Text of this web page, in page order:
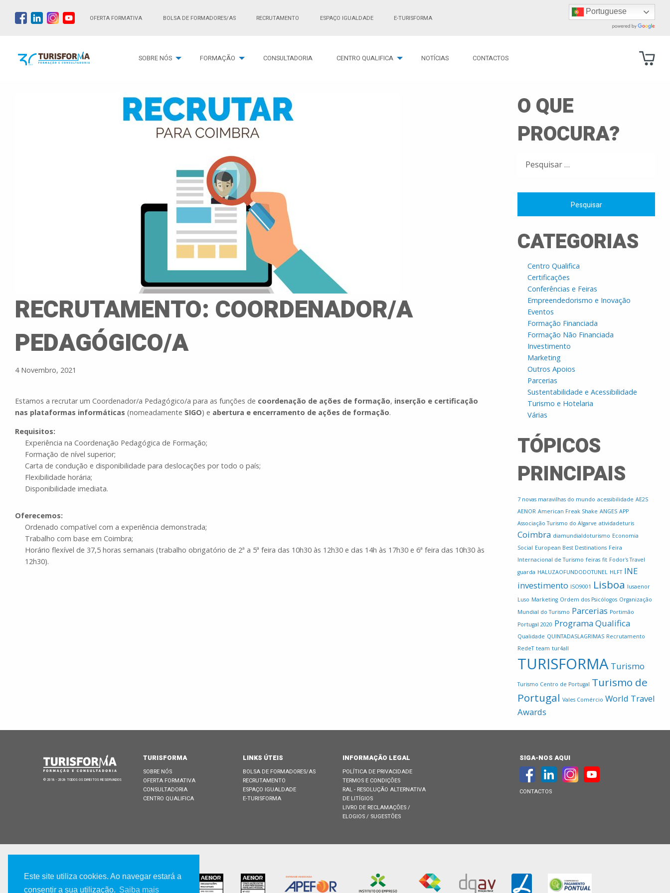
Este site utiliza cookies. Ao navegar estará a
consentir a sua utilização. Saiba mais
OFERTA FORMATIVA BOLSA DE FORMADORES/AS RECRUTAMENTO ESPAÇO IGUALDADE E-TURISFORMA
Portuguese
SOBRE NÓS FORMAÇÃO CONSULTADORIA CENTRO QUALIFICA NOTÍCIAS CONTACTOS
RECRUTAMENTO: COORDENADOR/A
PEDAGÓGICO/A
4 Novembro, 2021
Estamos a recrutar um Coordenador/a Pedagógico/a para as funções de coordenação de ações de formação, inserção e certificação
nas plataformas informáticas (nomeadamente SIGO) e abertura e encerramento de ações de formação.
Requisitos:
Experiência na Coordenação Pedagógica de Formação;
Formação de nível superior;
Carta de condução e disponibilidade para deslocações por todo o país;
Flexibilidade horária;
Disponibilidade imediata.
Oferecemos:
Ordenado compatível com a experiência demonstrada;
Trabalho com base em Coimbra;
Horário flexível de 37,5 horas semanais (trabalho obrigatório de 2ª a 5ª feira das 10h30 às 12h30 e das 14h às 17h30 e 6ª feira das 10h30 às
12h30).
O QUE
PROCURA?
POR:
CATEGORIAS
Centro Qualifica
Certificações
Conferências e Feiras
Empreendedorismo e Inovação
Eventos
Formação Financiada
Formação Não Financiada
Investimento
Marketing
Outros Apoios
Parcerias
Sustentabilidade e Acessibilidade
Turismo e Hotelaria
Várias
TÓPICOS
PRINCIPAIS
7 novas maravilhas do mundo acessibilidade AE2S
AENOR American Freak Shake ANGES APP
Associação Turismo do Algarve atividadeturis
Coimbra diamundialdoturismo Economia
Social European Best Destinations Feira
Internacional de Turismo feiras fit Fodor's Travel
guarda HALUZAOFUNDODOTUNEL HLFT INE
investimento ISO9001 Lisboa lusaenor
Luso Marketing Ordem dos Psicólogos Organização
Mundial do Turismo Parcerias Portimão
Portugal 2020 Programa Qualifica
Qualidade QUINTADASLAGRIMAS Recrutamento
RedeT team tur4all
TURISFORMA Turismo
Turismo Centro de Portugal Turismo de
Portugal Vales Comércio World Travel
Awards
© 2018 - 2026 TODOS OS DIREITOS RESERVADOS
TURISFORMA
SOBRE NÓS
OFERTA FORMATIVA
CONSULTADORIA
CENTRO QUALIFICA
LINKS ÚTEIS
BOLSA DE FORMADORES/AS
RECRUTAMENTO
ESPAÇO IGUALDADE
E-TURISFORMA
INFORMAÇÃO LEGAL
POLÍTICA DE PRIVACIDADE
TERMOS E CONDIÇÕES
RAL - RESOLUÇÃO ALTERNATIVA
DE LITÍGIOS
LIVRO DE RECLAMAÇÕES /
ELOGIOS / SUGESTÕES
SIGA-NOS AQUI
CONTACTOS